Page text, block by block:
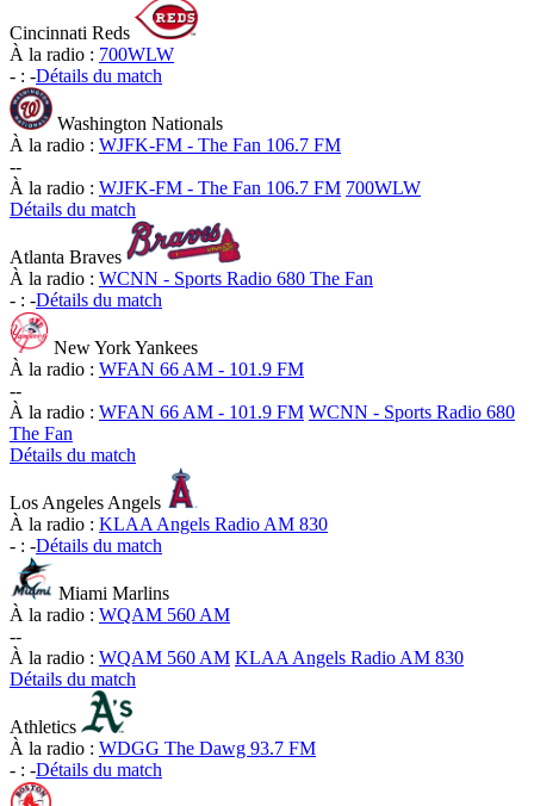
Cincinnati Reds
À la radio : 700WLW
- : -Détails du match
Washington Nationals
À la radio : WJFK-FM - The Fan 106.7 FM
--
À la radio : WJFK-FM - The Fan 106.7 FM 700WLW
Détails du match
Atlanta Braves
À la radio : WCNN - Sports Radio 680 The Fan
- : -Détails du match
New York Yankees
À la radio : WFAN 66 AM - 101.9 FM
--
À la radio : WFAN 66 AM - 101.9 FM WCNN - Sports Radio 680
The Fan
Détails du match
Los Angeles Angels
À la radio : KLAA Angels Radio AM 830
- : -Détails du match
Miami Marlins
À la radio : WQAM 560 AM
--
À la radio : WQAM 560 AM KLAA Angels Radio AM 830
Détails du match
Athletics
À la radio : WDGG The Dawg 93.7 FM
- : -Détails du match